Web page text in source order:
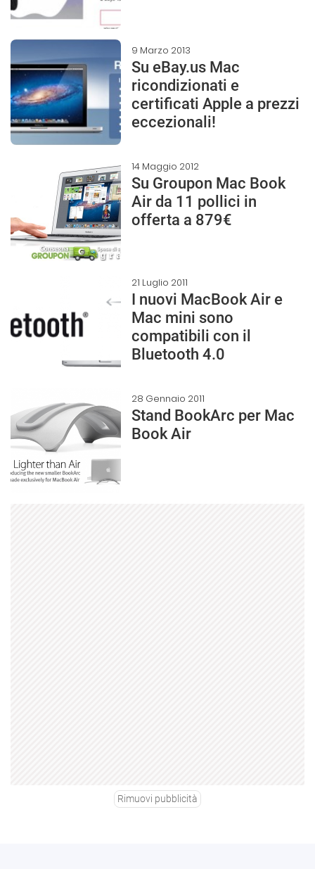
9 Marzo 2013
Su eBay.us Mac
ricondizionati e
certificati Apple a prezzi
eccezionali!
14 Maggio 2012
Su Groupon Mac Book
Air da 11 pollici in
offerta a 879€
21 Luglio 2011
I nuovi MacBook Air e
Mac mini sono
compatibili con il
Bluetooth 4.0
28 Gennaio 2011
Stand BookArc per Mac
Book Air
Rimuovi pubblicità